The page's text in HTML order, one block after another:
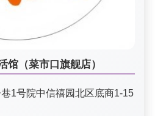
馆（菜市口旗舰店）
1号院中信禧园北区底商1-15